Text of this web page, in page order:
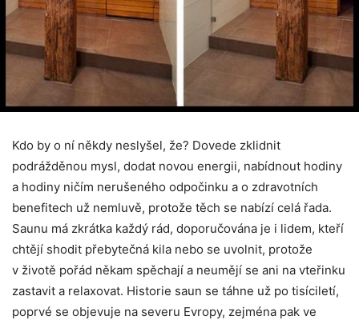
Kdo by o ní někdy neslyšel, že? Dovede zklidnit
podrážděnou mysl, dodat novou energii, nabídnout hodiny
a hodiny ničím nerušeného odpočinku a o zdravotních
benefitech už nemluvě, protože těch se nabízí celá řada.
Saunu má zkrátka každý rád, doporučována je i lidem, kteří
chtějí shodit přebytečná kila nebo se uvolnit, protože
v životě pořád někam spěchají a neumějí se ani na vteřinku
zastavit a relaxovat. Historie saun se táhne už po tisíciletí,
poprvé se objevuje na severu Evropy, zejména pak ve